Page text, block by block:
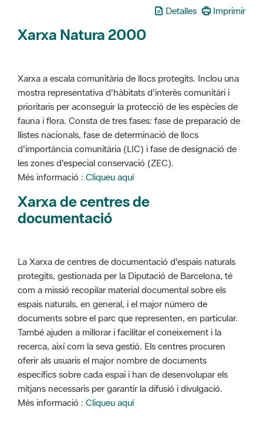
Detalles Imprimir
Xarxa Natura 2000
Xarxa a escala comunitària de llocs protegits. Inclou una
mostra representativa d'hàbitats d'interès comunitàri i
prioritaris per aconseguir la protecció de les espècies de
fauna i flora. Consta de tres fases: fase de preparació de
llistes nacionals, fase de determinació de llocs
d'importància comunitària (LIC) i fase de designació de
les zones d'especial conservació (ZEC).
Més informació : Cliqueu aquí
Xarxa de centres de
documentació
La Xarxa de centres de documentació d'espais naturals
protegits, gestionada per la Diputació de Barcelona, té
com a missió recopilar material documental sobre els
espais naturals, en general, i el major número de
documents sobre el parc que representen, en particular.
També ajuden a millorar i facilitar el coneixement i la
recerca, així com la seva gestió. Els centres procuren
oferir als usuaris el major nombre de documents
específics sobre cada espai i han de desenvolupar els
mitjans necessaris per garantir la difusió i divulgació.
Més informació : Cliqueu aquí